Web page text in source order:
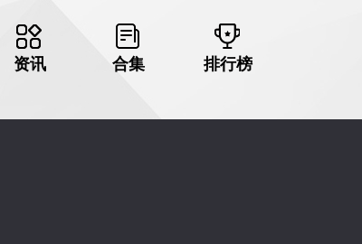
资讯 合集 排行榜